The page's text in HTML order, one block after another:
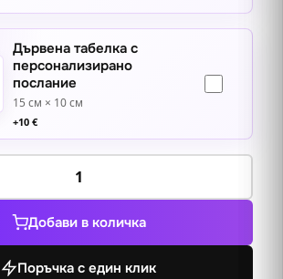
Дървена табелка с
персонализирано
послание
15 см × 10 см
+10 €
Добави в количка
Поръчка с един клик